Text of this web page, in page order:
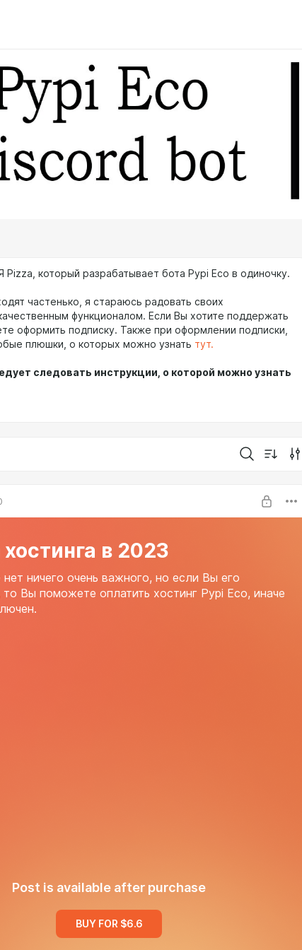
Pizza, который разрабатывает бота Pypi Eco в одиночку.
частенько, я стараюсь радовать своих
функционалом. Если Вы хотите поддержать
оформить подписку. Также при оформлении подписки,
плюшки, о которых можно узнать тут.
следовать инструкции, о которой можно узнать
в 2023
ничего очень важного, но если Вы его
то Вы поможете оплатить хостинг Pypi Eco, иначе
Post is available after purchase
BUY FOR $6.6